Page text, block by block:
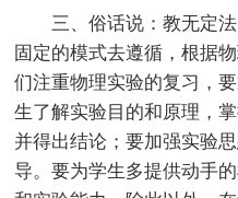
三、俗话说：教无定
固定的模式去遵循，根据
们注重物理实验的复习，
生了解实验目的和原理，
并得出结论；要加强实验
导。要为学生多提供动手